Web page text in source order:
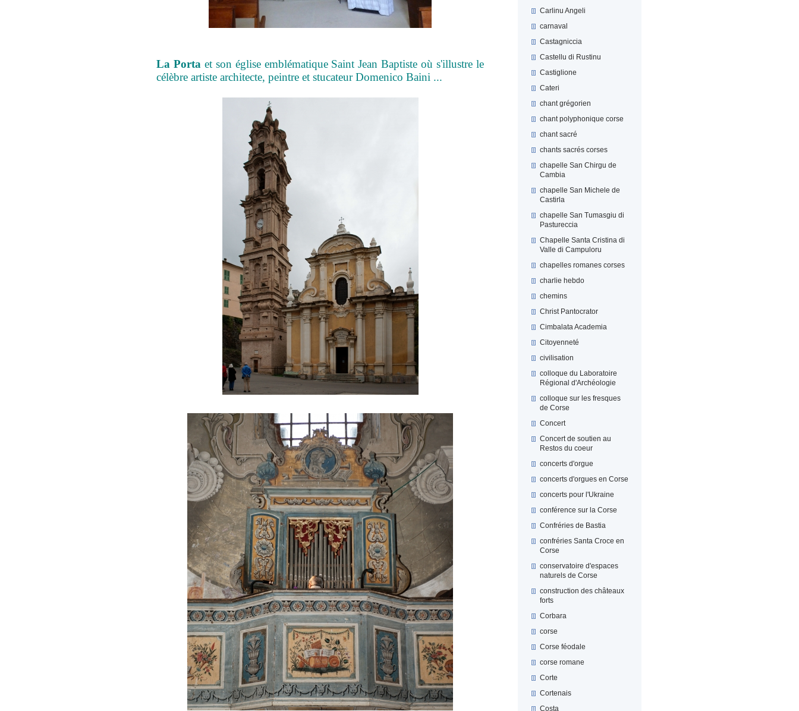
Carlinu Angeli
carnaval
Castagniccia
Castellu di Rustinu
Castiglione
Cateri
chant grégorien
chant polyphonique corse
chant sacré
chants sacrés corses
chapelle San Chirgu de
Cambia
chapelle San Michele de
Castirla
chapelle San Tumasgiu di
Pastureccia
Chapelle Santa Cristina di
Valle di Campuloru
chapelles romanes corses
charlie hebdo
chemins
Christ Pantocrator
Cimbalata Academia
Citoyenneté
civilisation
colloque du Laboratoire
Régional d'Archéologie
colloque sur les fresques
de Corse
Concert
Concert de soutien au
Restos du coeur
concerts d'orgue
concerts d'orgues en Corse
concerts pour l'Ukraine
conférence sur la Corse
Confréries de Bastia
confréries Santa Croce en
Corse
conservatoire d'espaces
naturels de Corse
construction des châteaux
forts
Corbara
corse
Corse féodale
corse romane
Corte
Cortenais
Costa
La Portaet son église emblématique Saint Jean Baptiste où s'illustre le
célèbre artiste architecte, peintre et stucateur Domenico Baini ...